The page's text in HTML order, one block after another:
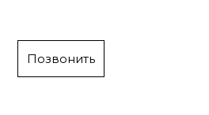
Позвонить